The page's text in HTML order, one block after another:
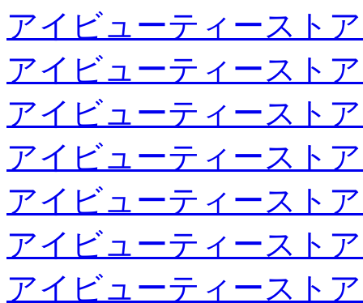
アイビューティースト
アイビューティースト
アイビューティースト
アイビューティースト
アイビューティースト
アイビューティースト
アイビューティースト